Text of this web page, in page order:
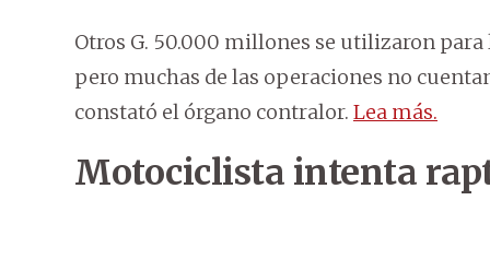
Otros G. 50.000 millones se utilizaron
pero muchas de las operaciones no
constató el órgano contralor. Lea más.
Motociclista intenta